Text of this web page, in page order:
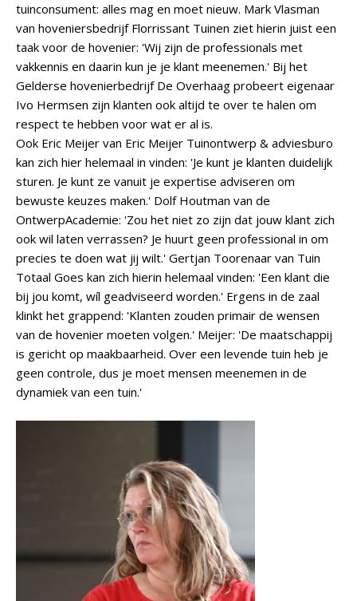
tuinconsument: alles mag en moet nieuw. Mark Vlasman
van hoveniersbedrijf Florrissant Tuinen ziet hierin juist een
taak voor de hovenier: 'Wij zijn de professionals met
vakkennis en daarin kun je je klant meenemen.' Bij het
Gelderse hovenierbedrijf De Overhaag probeert eigenaar
Ivo Hermsen zijn klanten ook altijd te over te halen om
respect te hebben voor wat er al is.
Ook Eric Meijer van Eric Meijer Tuinontwerp & adviesburo
kan zich hier helemaal in vinden: 'Je kunt je klanten duidelijk
sturen. Je kunt ze vanuit je expertise adviseren om
bewuste keuzes maken.' Dolf Houtman van de
OntwerpAcademie: 'Zou het niet zo zijn dat jouw klant zich
ook wil laten verrassen? Je huurt geen professional in om
precies te doen wat jij wilt.' Gertjan Toorenaar van Tuin
Totaal Goes kan zich hierin helemaal vinden: 'Een klant die
bij jou komt, wíl geadviseerd worden.' Ergens in de zaal
klinkt het grappend: 'Klanten zouden primair de wensen
van de hovenier moeten volgen.' Meijer: 'De maatschappij
is gericht op maakbaarheid. Over een levende tuin heb je
geen controle, dus je moet mensen meenemen in de
dynamiek van een tuin.'